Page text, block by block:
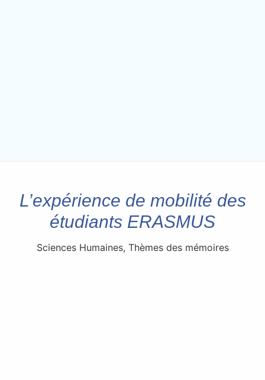
L’expérience de mobilité des
étudiants ERASMUS
Sciences Humaines, Thèmes des mémoires